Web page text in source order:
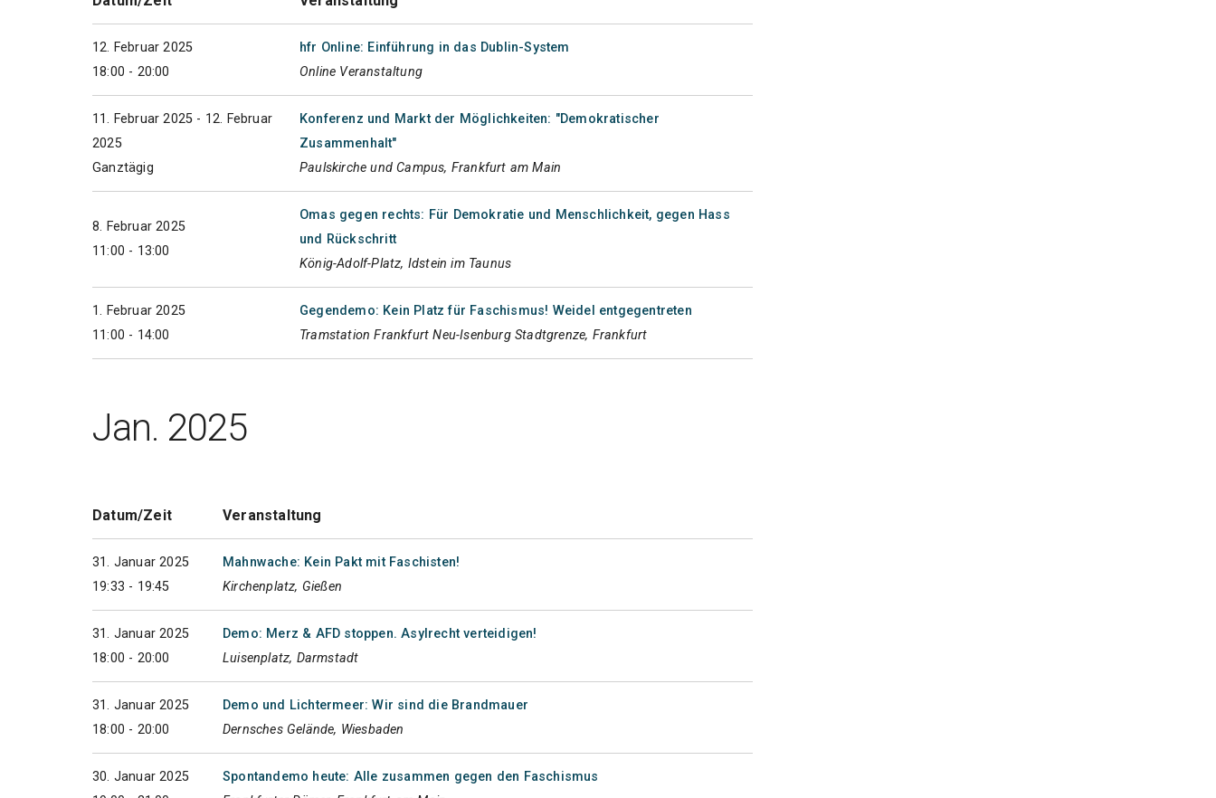
12. Februar 2025
18:00 - 20:00
hfr Online: Einführung in das Dublin-System
Online Veranstaltung
11. Februar 2025 - 12. Februar
2025
Ganztägig
Konferenz und Markt der Möglichkeiten: "Demokratischer
Zusammenhalt"
Paulskirche und Campus, Frankfurt am Main
8. Februar 2025
11:00 - 13:00
Omas gegen rechts: Für Demokratie und Menschlichkeit, gegen Hass
und Rückschritt
König-Adolf-Platz, Idstein im Taunus
1. Februar 2025
11:00 - 14:00
Gegendemo: Kein Platz für Faschismus! Weidel entgegentreten
Tramstation Frankfurt Neu-Isenburg Stadtgrenze, Frankfurt
Jan. 2025
Datum/Zeit Veranstaltung
31. Januar 2025
19:33 - 19:45
Mahnwache: Kein Pakt mit Faschisten!
Kirchenplatz, Gießen
31. Januar 2025
18:00 - 20:00
Demo: Merz & AFD stoppen. Asylrecht verteidigen!
Luisenplatz, Darmstadt
31. Januar 2025
18:00 - 20:00
Demo und Lichtermeer: Wir sind die Brandmauer
Dernsches Gelände, Wiesbaden
30. Januar 2025
Spontandemo heute: Alle zusammen gegen den Faschismus